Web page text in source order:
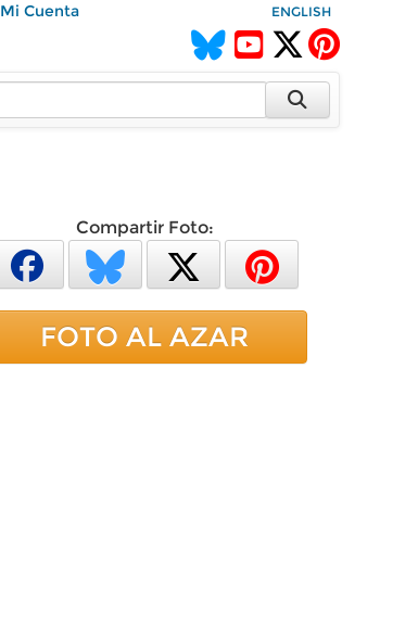
Mi Cuenta ENGLISH
Compartir Foto:
FOTO AL AZAR